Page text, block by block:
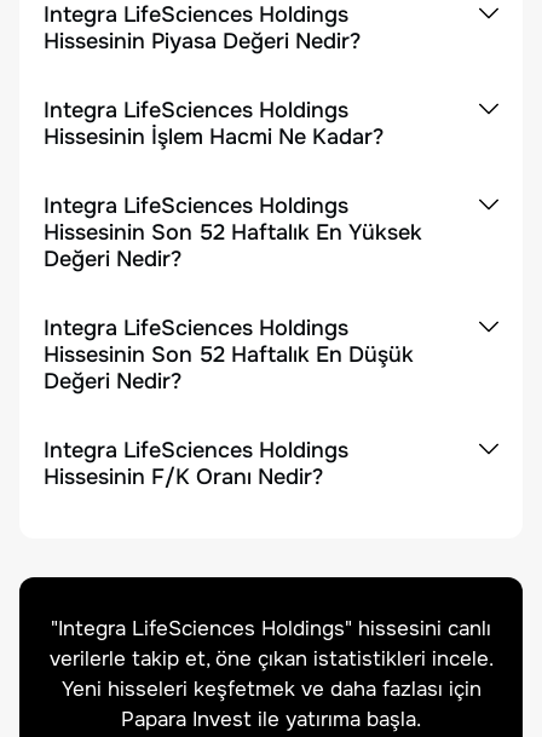
Integra LifeSciences Holdings
Hissesinin Piyasa Değeri Nedir?
Integra LifeSciences Holdings
Hissesinin İşlem Hacmi Ne Kadar?
Integra LifeSciences Holdings
Hissesinin Son 52 Haftalık En Yüksek
Değeri Nedir?
Integra LifeSciences Holdings
Hissesinin Son 52 Haftalık En Düşük
Değeri Nedir?
Integra LifeSciences Holdings
Hissesinin F/K Oranı Nedir?
"Integra LifeSciences Holdings" hissesini canlı
verilerle takip et, öne çıkan istatistikleri incele.
Yeni hisseleri keşfetmek ve daha fazlası için
Papara Invest ile yatırıma başla.